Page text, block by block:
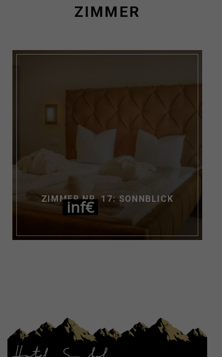
ZIMMER
ZIMMER NR. 17: SONNBLICK
inf€ NIGHT / PERS